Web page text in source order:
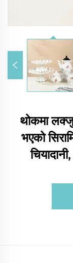
थोकमा
भएको